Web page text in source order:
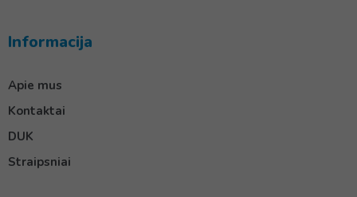
Informacija
Apie mus
Kontaktai
DUK
Straipsniai